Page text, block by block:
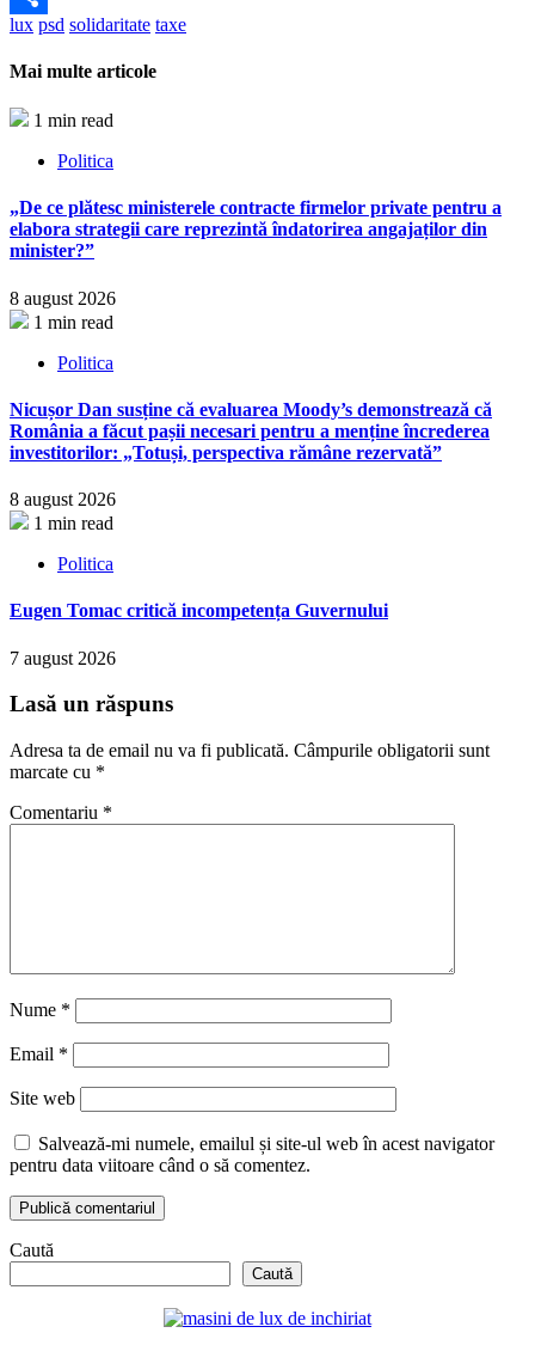
Partajează
lux psd solidaritate taxe
Mai multe articole
1 min read
Politica
„De ce plătesc ministerele contracte firmelor private pentru a
elabora strategii care reprezintă îndatorirea angajaților din
minister?”
8 august 2026
1 min read
Politica
Nicușor Dan susține că evaluarea Moody’s demonstrează că
România a făcut pașii necesari pentru a menține încrederea
investitorilor: „Totuși, perspectiva rămâne rezervată”
8 august 2026
1 min read
Politica
Eugen Tomac critică incompetența Guvernului
7 august 2026
Lasă un răspuns
Adresa ta de email nu va fi publicată. Câmpurile obligatorii sunt
marcate cu *
Comentariu *
Nume *
Email *
Site web
Salvează-mi numele, emailul și site-ul web în acest navigator
pentru data viitoare când o să comentez.
Caută
Caută